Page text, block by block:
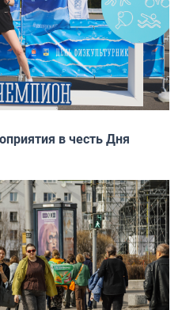
в честь Дня